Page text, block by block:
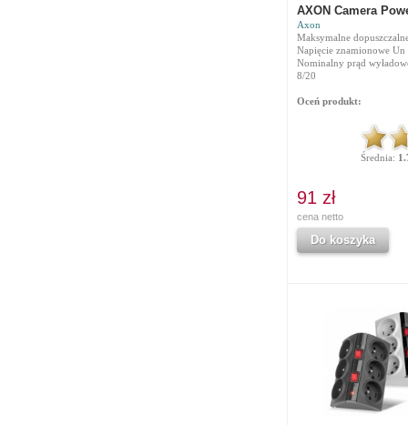
AXON Camera
Axon
Maksymalne
Napięcie znamionowe
Nominalny prąd
8/20
Oceń produkt:
Średnia:
91 zł
cena netto
Do koszyka